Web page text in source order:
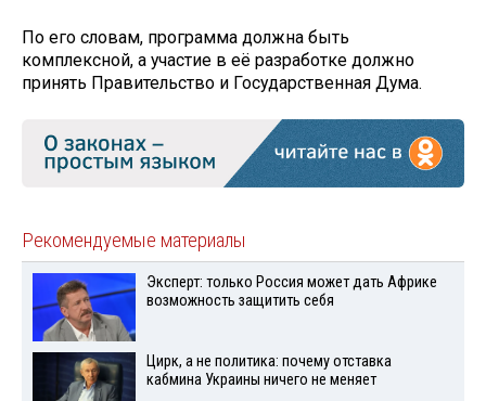
По его словам, программа должна быть
комплексной, а участие в её разработке должно
принять Правительство и Государственная Дума.
Рекомендуемые материалы
Эксперт: только Россия может дать Африке
возможность защитить себя
Цирк, а не политика: почему отставка
кабмина Украины ничего не меняет